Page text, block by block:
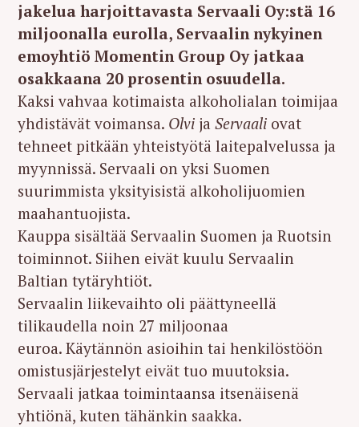
jakelua harjoittavasta Servaali Oy:stä 16
miljoonalla eurolla, Servaalin nykyinen
emoyhtiö Momentin Group Oy jatkaa
osakkaana 20 prosentin osuudella.
Kaksi vahvaa kotimaista alkoholialan toimijaa
yhdistävät voimansa. Olvi ja Servaali ovat
tehneet pitkään yhteistyötä laitepalvelussa ja
myynnissä. Servaali on yksi Suomen
suurimmista yksityisistä alkoholijuomien
maahantuojista.
Kauppa sisältää Servaalin Suomen ja Ruotsin
toiminnot. Siihen eivät kuulu Servaalin
Baltian tytäryhtiöt.
Servaalin liikevaihto oli päättyneellä
tilikaudella noin 27 miljoonaa
euroa. Käytännön asioihin tai henkilöstöön
omistusjärjestelyt eivät tuo muutoksia.
Servaali jatkaa toimintaansa itsenäisenä
yhtiönä, kuten tähänkin saakka.